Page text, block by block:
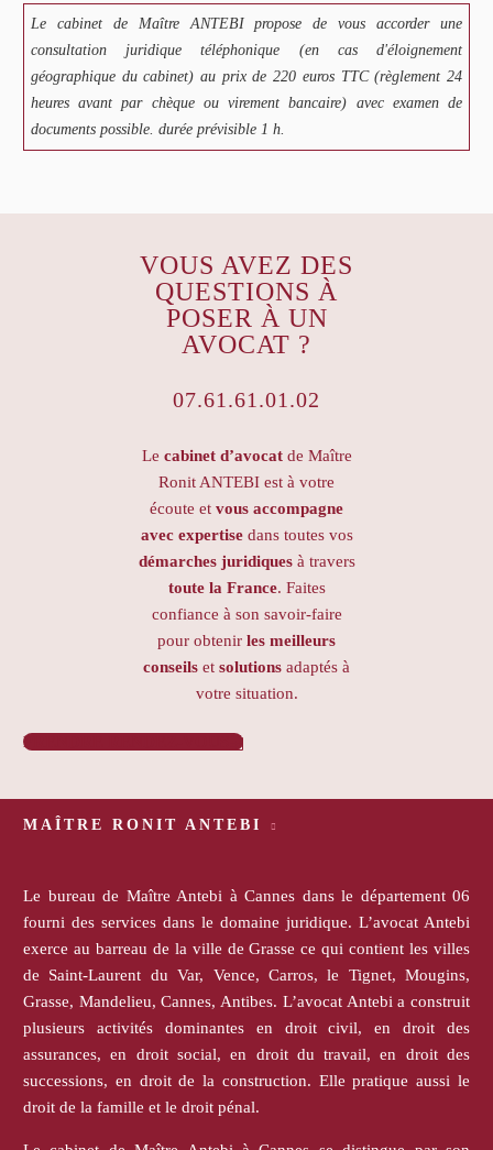
Le cabinet de Maître ANTEBI propose de vous accorder une
consultation juridique téléphonique (en cas d'éloignement
géographique du cabinet) au prix de 220 euros TTC (règlement 24
heures avant par chèque ou virement bancaire) avec examen de
documents possible. durée prévisible 1 h.
VOUS AVEZ DES
QUESTIONS À
POSER À UN
AVOCAT ?
07.61.61.01.02
Le cabinet d’avocatde Maître
Ronit ANTEBI est à votre
écoute et vous accompagne
avec expertisedans toutes vos
démarches juridiquesà travers
toute la France. Faites
confiance à son savoir-faire
pour obtenir les meilleurs
conseils et solutions adaptés à
votre situation.
PRENDRE RENDEZ-VOUS 
MAÎTRE RONIT ANTEBI
Le bureau de Maître Antebi à Cannes dans le département 06
fourni des services dans le domaine juridique. L’avocat Antebi
exerce au barreau de la ville de Grasse ce qui contient les villes
de Saint-Laurent du Var, Vence, Carros, le Tignet, Mougins,
Grasse, Mandelieu, Cannes, Antibes. L’avocat Antebi a construit
plusieurs activités dominantes en droit civil, en droit des
assurances, en droit social, en droit du travail, en droit des
successions, en droit de la construction. Elle pratique aussi le
droit de la famille et le droit pénal.